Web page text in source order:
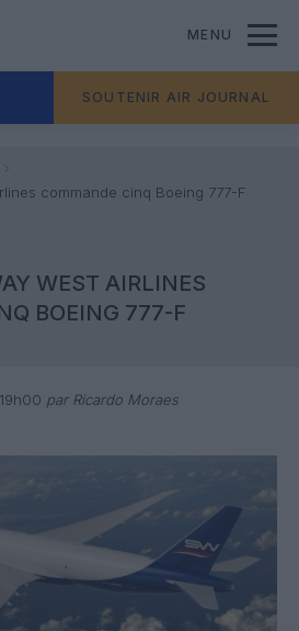
MENU
SOUTENIR AIR JOURNAL
commande cinq Boeing 777-F
WEST AIRLINES
BOEING 777-F
par Ricardo Moraes